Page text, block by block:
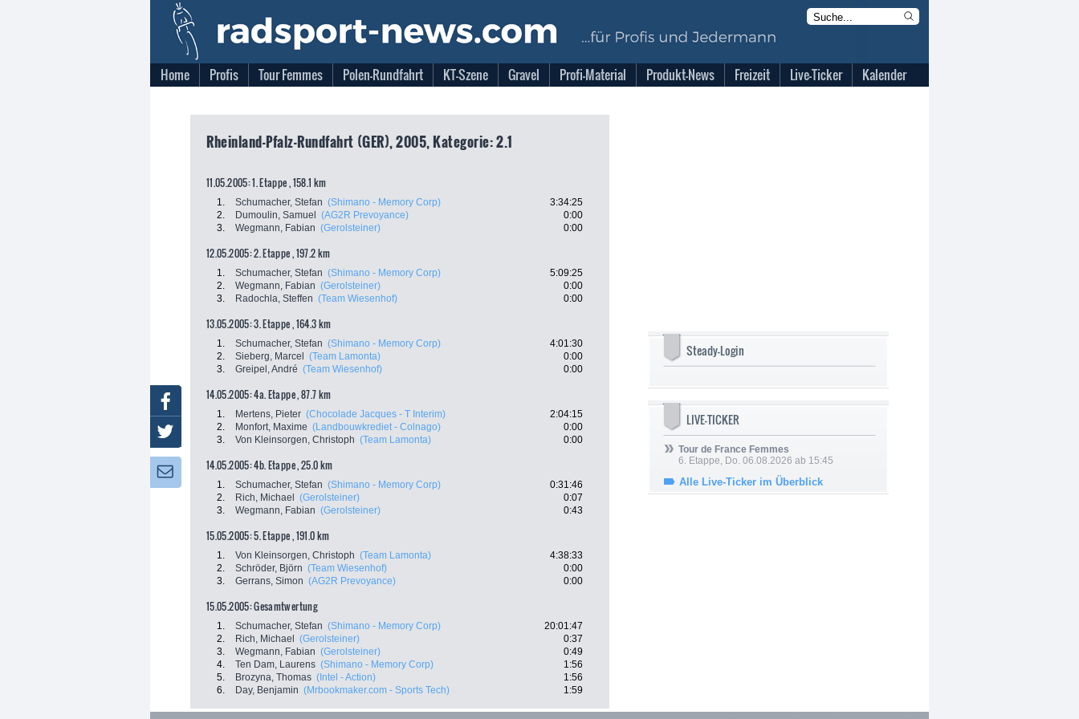
Home Profis Tour Femmes Polen-Rundfahrt KT-Szene Gravel Profi-Material Produkt-News Freizeit Live-Ticker Kalender
Rheinland-Pfalz-Rundfahrt (GER), 2005, Kategorie: 2.1
11.05.2005: 1. Etappe , 158.1 km
1. Schumacher, Stefan (Shimano - Memory Corp)
3:34:25
2.
Dumoulin, Samuel (AG2R Prevoyance)
0:00
3.
Wegmann, Fabian (Gerolsteiner) 0:00
12.05.2005: 2. Etappe , 197.2 km
1. Schumacher, Stefan (Shimano - Memory Corp)
5:09:25
2.
Wegmann, Fabian (Gerolsteiner)
0:00
3.
Radochla, Steffen (Team Wiesenhof) 0:00
13.05.2005: 3. Etappe , 164.3 km
1. Schumacher, Stefan (Shimano - Memory Corp)
4:01:30
2.
Sieberg, Marcel (Team Lamonta)
0:00
3.
Greipel, André (Team Wiesenhof) 0:00
14.05.2005: 4a. Etappe , 87.7 km
1. Mertens, Pieter (Chocolade Jacques - T Interim)
2:04:15
2.
Monfort, Maxime (Landbouwkrediet - Colnago)
0:00
3.
Von Kleinsorgen, Christoph (Team Lamonta) 0:00
14.05.2005: 4b. Etappe , 25.0 km
1. Schumacher, Stefan (Shimano - Memory Corp)
0:31:46
2.
Rich, Michael (Gerolsteiner)
0:07
3.
Wegmann, Fabian (Gerolsteiner) 0:43
15.05.2005: 5. Etappe , 191.0 km
1. Von Kleinsorgen, Christoph (Team Lamonta)
4:38:33
2.
Schröder, Björn (Team Wiesenhof)
0:00
3.
Gerrans, Simon (AG2R Prevoyance) 0:00
15.05.2005: Gesamtwertung
1. Schumacher, Stefan (Shimano - Memory Corp)
20:01:47
2.
Rich, Michael (Gerolsteiner)
0:37
3.
Wegmann, Fabian (Gerolsteiner)
0:49
4.
Ten Dam, Laurens (Shimano - Memory Corp)
1:56
5.
Brozyna, Thomas (Intel - Action)
1:56
6.
Day, Benjamin (Mrbookmaker.com - Sports Tech) 1:59
Steady-Login
LIVE-TICKER
Tour de France Femmes
6. Etappe, Do. 06.08.2026 ab 15:45
Alle Live-Ticker im Überblick
Facebook
Twitter
Newsletter: